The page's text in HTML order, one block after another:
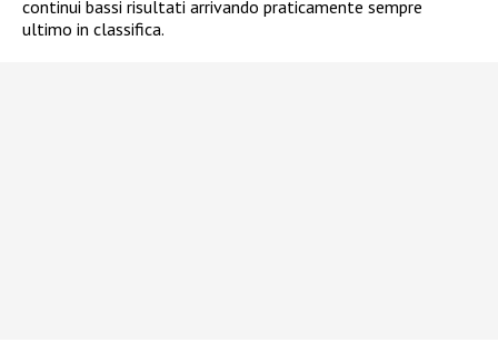
continui bassi risultati arrivando praticamente sempre
ultimo in classifica.